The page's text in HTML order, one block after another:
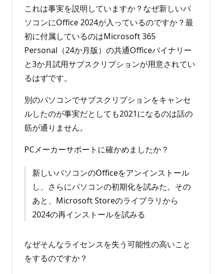
これは事実を説明していますか？なぜ新しいパ
ソコンにOffice 2024が入っているのですか？最
初に付属しているのはMicrosoft 365
Personal（24か月版）の共通Officeバイナリー
と3か月試用サブスクリプションが用意されてい
るはずです。
別のパソコンでサブスクリプションをキャンセ
ルしたのが事実だとしても2021になるのは話の
筋が通りません。
PCメーカーサポートに確かめましたか？
新しいパソコンのOfficeをアンインストール
し、さらにパソコンの初期化を試みた。その
あと、Microsoft Storeのライブラリから
2024の再インストールを試みる
なぜそんなライセンスを失う可能性の高いこと
をするのですか？